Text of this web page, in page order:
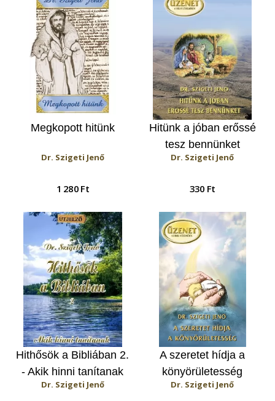
Megkopott hitünk
Dr. Szigeti Jenő
1 280 Ft
Hitünk a jóban erőssé
tesz bennünket
Dr. Szigeti Jenő
330 Ft
Hithősök a Bibliában 2.
- Akik hinni tanítanak
Dr. Szigeti Jenő
A szeretet hídja a
könyörületesség
Dr. Szigeti Jenő